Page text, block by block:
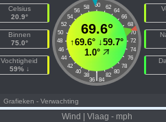
Celsius
20.9°
Binnen
75.0°
Vochtigheid
59% ↓
60
58 62
56
64
54
66
52
68
50
70
48
72
46
74
44
76
42
78
40
80
38 82
|
36 84
69.6°
↑69.6° ↓59.7°
1.0°
Grafieken - Verwachting
Wind | Vlaag - mph